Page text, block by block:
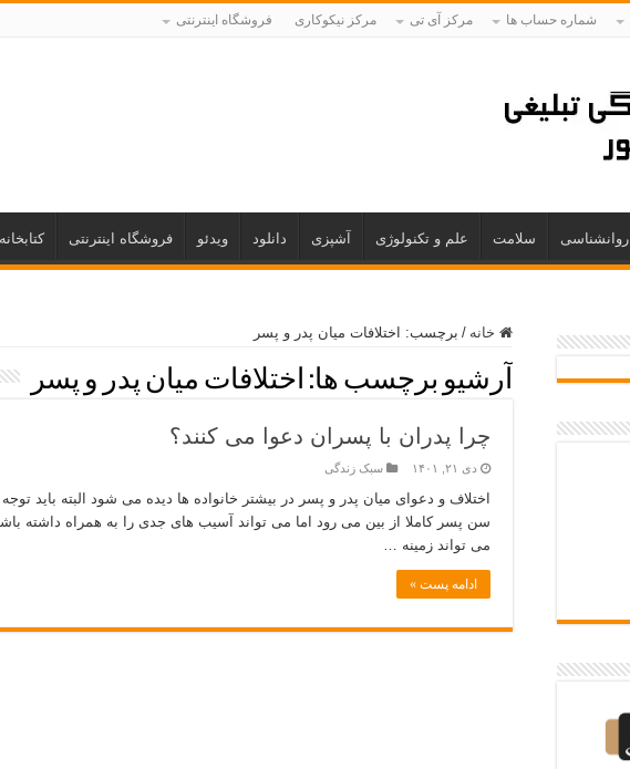
شماره حساب ها مرکز آی تی مرکز نیکوکاری فروشگاه اینترنتی
روانشناسی سلامت علم و تکنولوژی آشپزی دانلود ویدئو فروشگاه اینترنتی
خانه / برچسب: اختلافات میان پدر و پسر
آرشیو برچسب ها: اختلافات میان پدر و پسر
چرا پدران با پسران دعوا می کنند؟
دی ۲۱, ۱۴۰۱ سبک زندگی
اختلاف و دعوای میان پدر و پسر در بیشتر خانواده ها دیده می شود البته باید توجه
سن پسر کاملا از بین می رود اما می تواند آسیب های جدی را به همراه داشته
می تواند زمینه …
ادامه پست »